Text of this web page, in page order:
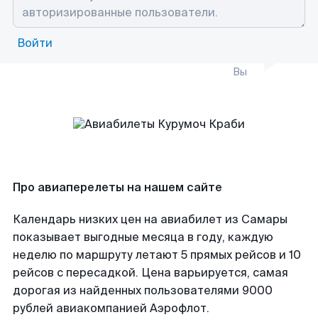
Войти
Вы
Про авиаперелеты на нашем сайте
Календарь низких цен на авиабилет из Самары
показывает выгодные месяца в году, каждую
неделю по маршруту летают 5 прямых рейсов и 10
рейсов с пересадкой. Цена варьируется, самая
дорогая из найденных пользователями 9000
рублей авиакомпанией Аэрофлот.